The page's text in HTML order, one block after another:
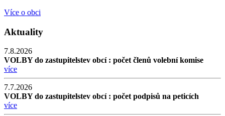
Více o obci
Aktuality
7.8.2026
VOLBY do zastupitelstev obcí : počet členů volební komise
více
7.7.2026
VOLBY do zastupitelstev obcí : počet podpisů na peticích
více